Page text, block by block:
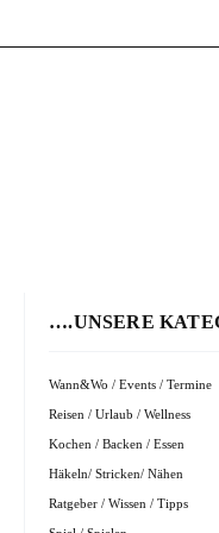
….UNSERE
Wann&Wo / Events / Termine
Reisen / Urlaub / Wellness
Kochen / Backen / Essen
Häkeln/ Stricken/ Nähen
Ratgeber / Wissen / Tipps